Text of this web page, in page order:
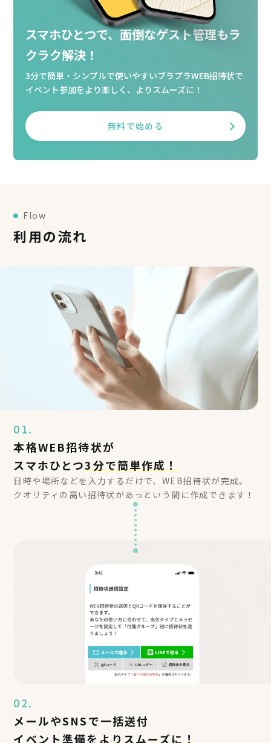
スマホひとつで、面倒なゲスト管理もラ
クラク解決！
3分で簡単・シンプルで使いやすいブラプラWEB招待状で
イベント参加をより楽しく、よりスムーズに！
無料で始める
Flow
利用の流れ
01.
本格WEB招待状が
スマホひとつ3分で簡単作成！
日時や場所などを入力するだけで、WEB招待状が完成。
クオリティの高い招待状があっという間に作成できます！
02.
メールやSNSで一括送付
イベント準備をよりスムーズに！